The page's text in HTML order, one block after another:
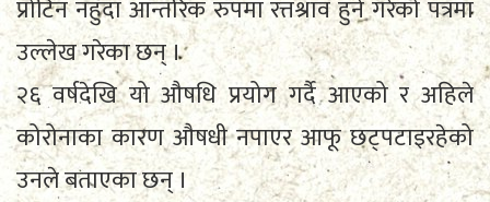
प्रोटिन नहुँदा आन्तरिक रुपमा रत्तश्राव हुने गरेको पत्रमा
उल्लेख गरेका छन् ।
२६ वर्षदेखि यो औषधि प्रयोग गर्दै आएको र अहिले
कोरोनाका कारण औषधी नपाएर आफू छट्पटाइरहेको
उनले बताएका छन् ।